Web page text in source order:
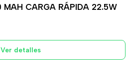
CARGA RÁPIDA 22.5W
Ver detalles